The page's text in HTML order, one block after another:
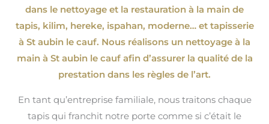
dans le nettoyage et la restauration à la main de
tapis, kilim, hereke, ispahan, moderne…et tapisserie
à St aubin le cauf. Nous réalisons un nettoyage à la
main à St aubin le cauf afin d’assurer la qualité de la
prestation dans les règles de l’art.
En tant qu’entreprise familiale, nous traitons chaque
tapis qui franchit notre porte comme si c’était le